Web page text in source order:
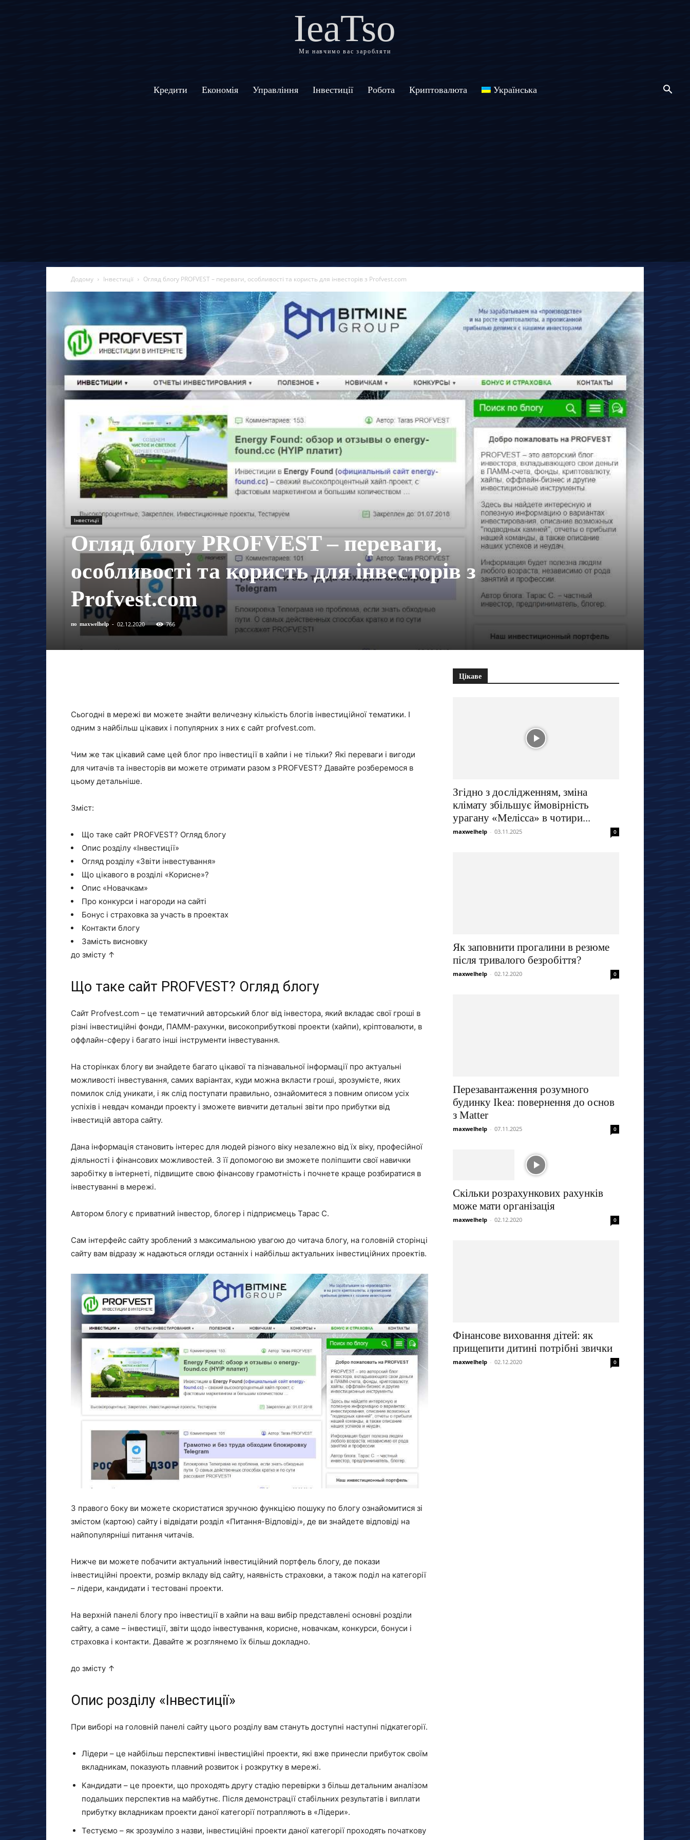
IeaTso
Ми навчимо вас заробляти
Кредити Економія Управління Інвестиції Робота Криптовалюта Українська
Додому Інвестиції Огляд блогу PROFVEST – переваги, особливості та користь для інвесторів з Profvest.com
Інвестиції
Огляд блогу PROFVEST – переваги,
особливості та користь для інвесторів з
Profvest.com
по maxwelhelp - 02.12.2020 766
Сьогодні в мережі ви можете знайти величезну кількість блогів інвестиційної тематики. І
одним з найбільш цікавих і популярних з них є сайт profvest.com.
Чим же так цікавий саме цей блог про інвестиції в хайпи і не тільки? Які переваги і вигоди
для читачів та інвесторів ви можете отримати разом з PROFVEST? Давайте розберемося в
цьому детальніше.
Зміст:
Що таке сайт PROFVEST? Огляд блогу
Опис розділу «Інвестиції»
Огляд розділу «Звіти інвестування»
Що цікавого в розділі «Корисне»?
Опис «Новачкам»
Про конкурси і нагороди на сайті
Бонус і страховка за участь в проектах
Контакти блогу
Замість висновку
до змісту ↑
Що таке сайт PROFVEST? Огляд блогу
Сайт Profvest.com – це тематичний авторський блог від інвестора, який вкладає свої гроші в
різні інвестиційні фонди, ПАММ-рахунки, високоприбуткові проекти (хайпи), кріптовалюти, в
оффлайн-сферу і багато інші інструменти інвестування.
На сторінках блогу ви знайдете багато цікавої та пізнавальної інформації про актуальні
можливості інвестування, самих варіантах, куди можна вкласти гроші, зрозумієте, яких
помилок слід уникати, і як слід поступати правильно, ознайомитеся з повним описом усіх
успіхів і невдач команди проекту і зможете вивчити детальні звіти про прибутки від
інвестицій автора сайту.
Дана інформація становить інтерес для людей різного віку незалежно від їх віку, професійної
діяльності і фінансових можливостей. З її допомогою ви зможете поліпшити свої навички
заробітку в інтернеті, підвищите свою фінансову грамотність і почнете краще розбиратися в
інвестуванні в мережі.
Автором блогу є приватний інвестор, блогер і підприємець Тарас С.
Сам інтерфейс сайту зроблений з максимальною увагою до читача блогу, на головній сторінці
сайту вам відразу ж надаються огляди останніх і найбільш актуальних інвестиційних проектів.
З правого боку ви можете скористатися зручною функцією пошуку по блогу ознайомитися зі
змістом (картою) сайту і відвідати розділ «Питання-Відповіді», де ви знайдете відповіді на
найпопулярніші питання читачів.
Нижче ви можете побачити актуальний інвестиційний портфель блогу, де покази
інвестиційні проекти, розмір вкладу від сайту, наявність страховки, а також поділ на категорії
– лідери, кандидати і тестовані проекти.
На верхній панелі блогу про інвестиції в хайпи на ваш вибір представлені основні розділи
сайту, а саме – інвестиції, звіти щодо інвестування, корисне, новачкам, конкурси, бонуси і
страховка і контакти. Давайте ж розглянемо їх більш докладно.
до змісту ↑
Опис розділу «Інвестиції»
При виборі на головній панелі сайту цього розділу вам стануть доступні наступні підкатегорії.
Лідери – це найбільш перспективні інвестиційні проекти, які вже принесли прибуток своїм
вкладникам, показують плавний розвиток і розкрутку в мережі.
Кандидати – це проекти, що проходять другу стадію перевірки з більш детальним аналізом
подальших перспектив на майбутнє. Після демонстрації стабільних результатів і виплати
прибутку вкладникам проекти даної категорії потрапляють в «Лідери».
Тестуємо – як зрозуміло з назви, інвестиційні проекти даної категорії проходять початкову
Цікаве
Згідно з дослідженням, зміна
клімату збільшує ймовірність
урагану «Мелісса» в чотири...
maxwelhelp - 03.11.2025 0
Як заповнити прогалини в резюме
після тривалого безробіття?
maxwelhelp - 02.12.2020 0
Перезавантаження розумного
будинку Ikea: повернення до основ
з Matter
maxwelhelp - 07.11.2025 0
Скільки розрахункових рахунків
може мати організація
maxwelhelp - 02.12.2020 0
Фінансове виховання дітей: як
прищепити дитині потрібні звички
maxwelhelp - 02.12.2020 0